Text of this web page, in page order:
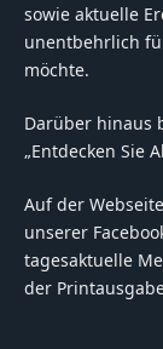
sowie aktuelle
unentbehrlich
möchte.
Darüber hinaus
„Entdecken Sie
Auf der
unserer
tagesaktuelle
der